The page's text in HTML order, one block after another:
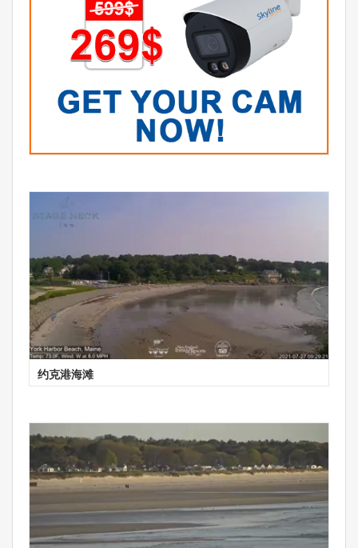
约克港海滩